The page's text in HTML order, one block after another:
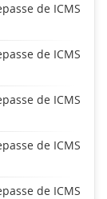
de ICMS
de ICMS
de ICMS
de ICMS
de ICMS